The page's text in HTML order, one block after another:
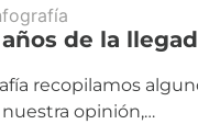
de la
recopilamos
opinión,…